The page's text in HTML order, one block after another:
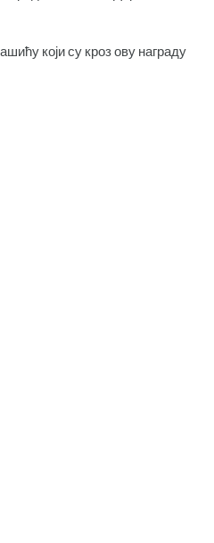
који су кроз ову награду